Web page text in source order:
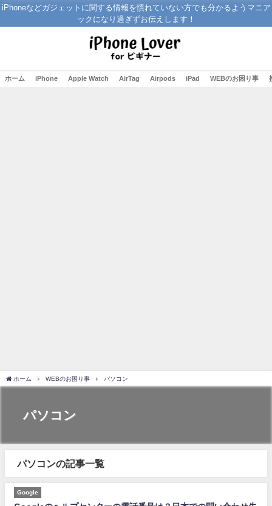
iPhoneなどガジェットに関する情報を慣れていない方でも分かるようマニア
ックになり過ぎずお伝えします！
ホーム iPhone Apple Watch AirTag Airpods iPad WEBのお困り事
ホーム WEBのお困り事 パソコン
パソコン
パソコンの記事一覧
Google